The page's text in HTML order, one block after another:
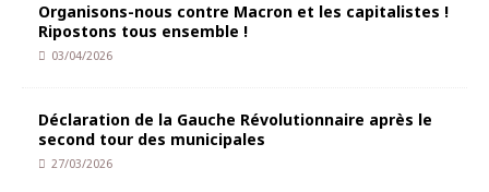
Organisons-nous contre Macron et les capitalistes !
Ripostons tous ensemble !
03/04/2026
Déclaration de la Gauche Révolutionnaire après le
second tour des municipales
27/03/2026